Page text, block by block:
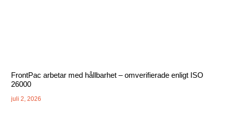
FrontPac arbetar med hållbarhet – omverifierade enligt ISO
26000
juli 2, 2026